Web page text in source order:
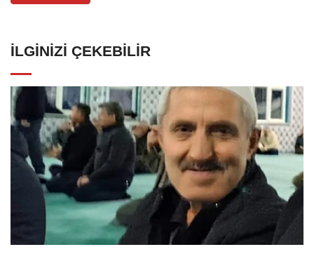
İLGINIZI ÇEKEBILIR